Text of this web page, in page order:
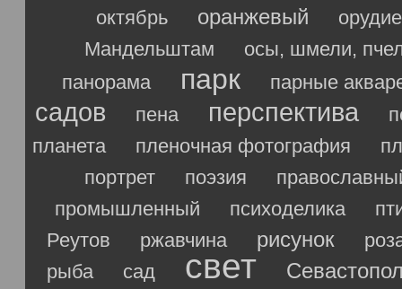
октябрь
оранжевый
орудие
Мандельштам
осы, шмели,
панорама
парк парные
садов пена перспектива
планета
пленочная фотография
портрет
поэзия
промышленный
психоделика
Реутов
ржавчина рисунок
рыба
сад свет